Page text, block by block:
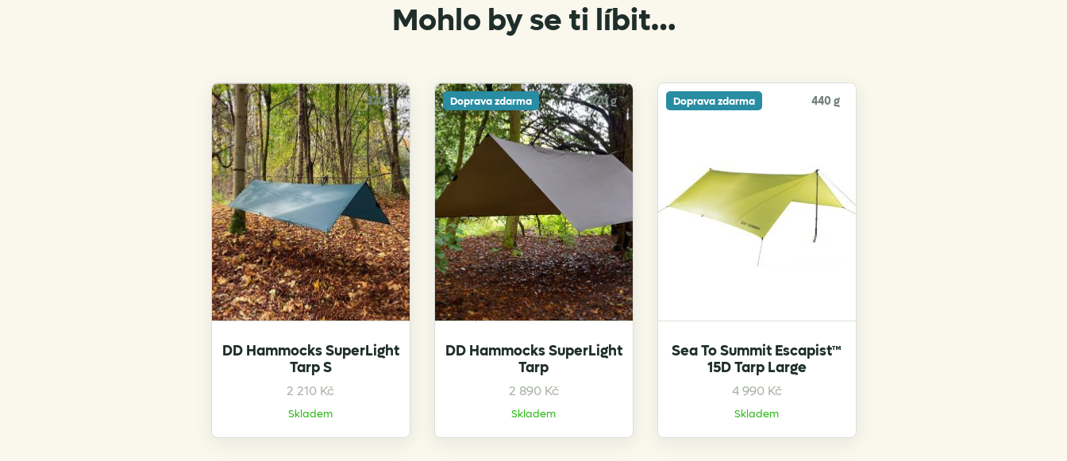
Mohlo by se ti líbit…
320 g
DD Hammocks SuperLight
Tarp S
2 210 Kč
Skladem
Doprava zdarma 520 g
DD Hammocks SuperLight
Tarp
2 890 Kč
Skladem
This
product
Doprava zdarma 440 g
Sea To Summit Escapist™
15D Tarp Large
4 990 Kč
Skladem